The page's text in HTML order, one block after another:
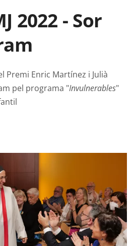
2022 - Sor
Premi Enric Martínez i Julià
pel programa "Invulnerables"